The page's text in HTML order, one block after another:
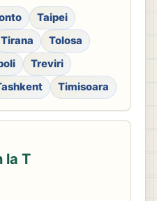
Taipei
Tirana
Tolosa
Treviri
Timisoara
la T